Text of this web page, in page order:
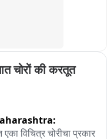
चोरों की करतूत
विचित्र चोरीचा प्रकार